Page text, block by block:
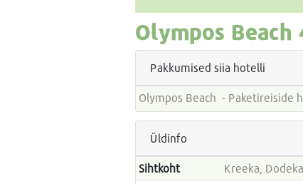
Olympos Beach
Pakkumised siia hotelli
Olympos Beach -
Üldinfo
Sihtkoht
Kreeka,